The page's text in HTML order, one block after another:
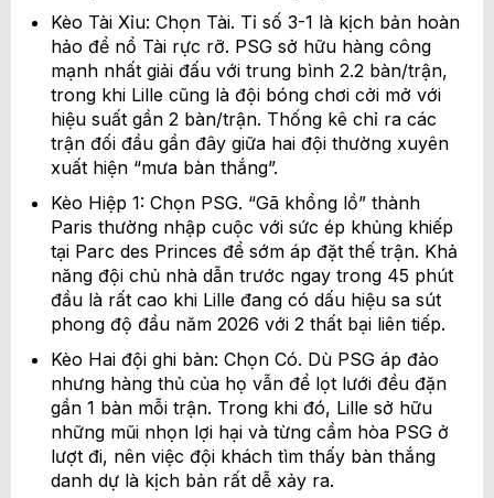
Kèo Tài Xỉu: Chọn Tài. Tỉ số 3-1 là kịch bản hoàn
hảo để nổ Tài rực rỡ. PSG sở hữu hàng công
mạnh nhất giải đấu với trung bình 2.2 bàn/trận,
trong khi Lille cũng là đội bóng chơi cởi mở với
hiệu suất gần 2 bàn/trận. Thống kê chỉ ra các
trận đối đầu gần đây giữa hai đội thường xuyên
xuất hiện “mưa bàn thắng”.
Kèo Hiệp 1: Chọn PSG. “Gã khổng lồ” thành
Paris thường nhập cuộc với sức ép khủng khiếp
tại Parc des Princes để sớm áp đặt thế trận. Khả
năng đội chủ nhà dẫn trước ngay trong 45 phút
đầu là rất cao khi Lille đang có dấu hiệu sa sút
phong độ đầu năm 2026 với 2 thất bại liên tiếp.
Kèo Hai đội ghi bàn: Chọn Có. Dù PSG áp đảo
nhưng hàng thủ của họ vẫn để lọt lưới đều đặn
gần 1 bàn mỗi trận. Trong khi đó, Lille sở hữu
những mũi nhọn lợi hại và từng cầm hòa PSG ở
lượt đi, nên việc đội khách tìm thấy bàn thắng
danh dự là kịch bản rất dễ xảy ra.